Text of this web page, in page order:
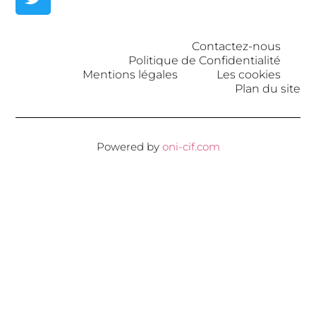
Contactez-nous
Politique de Confidentialité
Mentions légales
Les cookies
Plan du site
Powered by oni-cif.com